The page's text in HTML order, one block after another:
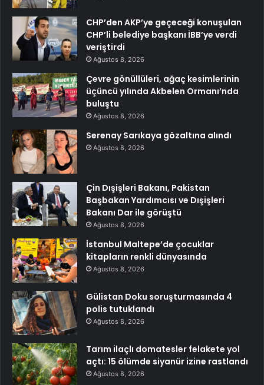
CHP’den AKP’ye geçeceği konuşulan
CHP’li belediye başkanı İBB’ye verdi
veriştirdi
Ağustos 8, 2026
Çevre gönüllüleri, ağaç kesimlerinin
üçüncü yılında Akbelen Ormanı’nda
buluştu
Ağustos 8, 2026
Serenay Sarıkaya gözaltına alındı
Ağustos 8, 2026
Çin Dışişleri Bakanı, Pakistan
Başbakan Yardımcısı ve Dışişleri
Bakanı Dar ile görüştü
Ağustos 8, 2026
İstanbul Maltepe’de çocuklar
kitapların renkli dünyasında
Ağustos 8, 2026
Gülistan Doku soruşturmasında 4
polis tutuklandı
Ağustos 8, 2026
Tarım ilaçlı domatesler felakete yol
açtı: 15 ölümde siyanür izine rastlandı
Ağustos 8, 2026